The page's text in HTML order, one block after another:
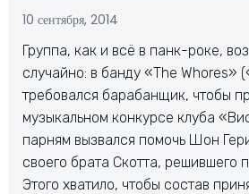
10 сентября, 2014
Группа, как и всё в панк-роке,
случайно: в банду «The
требовался барабанщик, чтобы
музыкальном конкурсе клуба
парням вызвался помочь Шон
своего брата Скотта, решившего
Этого хватило, чтобы состав